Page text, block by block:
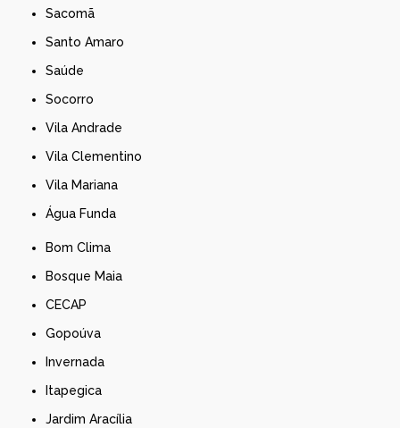
Sacomã
Santo Amaro
Saúde
Socorro
Vila Andrade
Vila Clementino
Vila Mariana
Água Funda
Bom Clima
Bosque Maia
CECAP
Gopoúva
Invernada
Itapegica
Jardim Aracília